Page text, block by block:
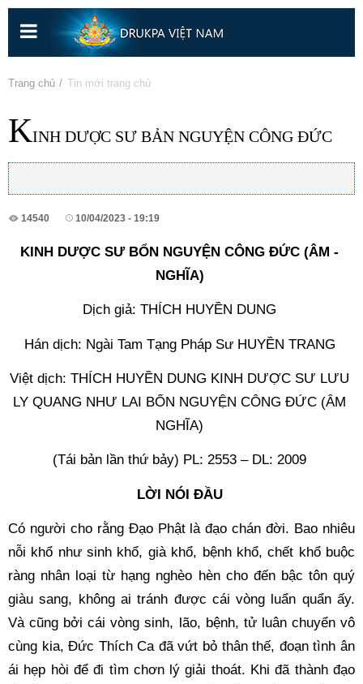
Nhảy
nội
dung
Trang chủ » Tin mới trang chủ
KINH DƯỢC SƯ BẢN NGUYỆN CÔNG ĐỨC
14540 10/04/2023 - 19:19
KINH DƯỢC SƯ BỔN NGUYỆN CÔNG ĐỨC (ÂM -
NGHĨA)
Dịch giả: THÍCH HUYỀN DUNG
Hán dịch: Ngài Tam Tạng Pháp Sư HUYỀN TRANG
Việt dịch: THÍCH HUYỀN DUNG KINH DƯỢC SƯ LƯU
LY QUANG NHƯ LAI BỔN NGUYỆN CÔNG ĐỨC (ÂM
NGHĨA)
(Tái bản lần thứ bảy) PL: 2553 – DL: 2009
LỜI NÓI ĐẦU
Có người cho rằng Đạo Phật là đạo chán đời. Bao nhiêu
nỗi khổ như sinh khổ, già khổ, bệnh khổ, chết khổ buộc
ràng nhân loại từ hạng nghèo hèn cho đến bậc tôn quý
giàu sang, không ai tránh được cái vòng luẩn quẩn ấy.
Và cũng bởi cái vòng sinh, lão, bệnh, tử luân chuyển vô
cùng kia, Đức Thích Ca đã vứt bỏ thân thế, đoạn tình ân
ái hẹp hòi để đi tìm chơn lý giải thoát. Khi đã thành đạo